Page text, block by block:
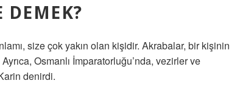
size çok yakın olan kişidir. Akrabalar, bir kişinin
Osmanlı İmparatorluğu’nda, vezirler ve
denirdi.